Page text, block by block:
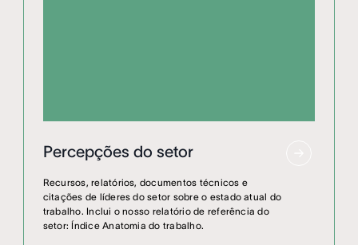
Percepções do setor
Recursos, relatórios, documentos técnicos e
citações de líderes do setor sobre o estado atual do
trabalho. Inclui o nosso relatório de referência do
setor: Índice Anatomia do trabalho.